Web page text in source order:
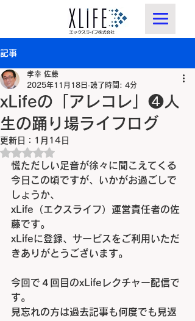
記事
xLifeの「アレコレ」❹人
生の踊り場ライフログ
孝幸 佐藤
2025年11月18日 読了時間: 4分
更新日： 1月14日
5つ星のうちNaNと評価されています。
慌ただしい足音が徐々に聞こえてくる
今日この頃ですが、いかがお過ごしで
しょうか、
xLife （エクスライフ）運営責任者の佐
藤です。
xLifeに登録、サービスをご利用いただ
きありがとうございます。
今回で４回目のxLife レクチャー配信で
す。
見忘れの方は過去記事も何度でも見返